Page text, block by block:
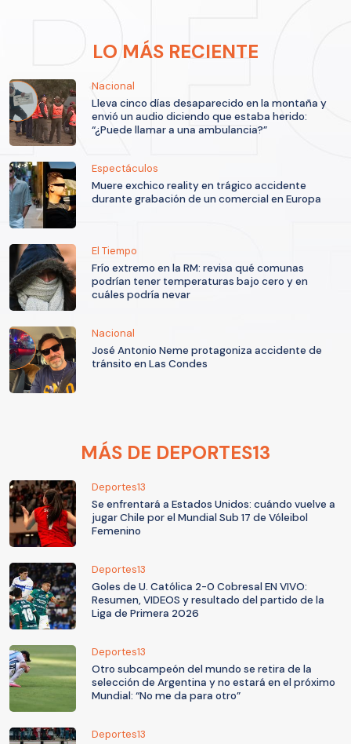
LO MÁS RECIENTE
Nacional
Lleva cinco días desaparecido en la montaña y
envió un audio diciendo que estaba herido:
“¿Puede llamar a una ambulancia?”
Espectáculos
Muere exchico reality en trágico accidente
durante grabación de un comercial en Europa
El Tiempo
Frío extremo en la RM: revisa qué comunas
podrían tener temperaturas bajo cero y en
cuáles podría nevar
Nacional
José Antonio Neme protagoniza accidente de
tránsito en Las Condes
MÁS DE DEPORTES13
Deportes13
Se enfrentará a Estados Unidos: cuándo vuelve a
jugar Chile por el Mundial Sub 17 de Vóleibol
Femenino
Deportes13
Goles de U. Católica 2-0 Cobresal EN VIVO:
Resumen, VIDEOS y resultado del partido de la
Liga de Primera 2026
Deportes13
Otro subcampeón del mundo se retira de la
selección de Argentina y no estará en el próximo
Mundial: “No me da para otro”
Deportes13